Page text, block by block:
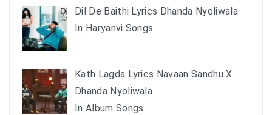
Dil De Baithi Lyrics Dhanda Nyoliwala
In Haryanvi Songs
Kath Lagda Lyrics Navaan Sandhu X
Dhanda Nyoliwala
In Album Songs